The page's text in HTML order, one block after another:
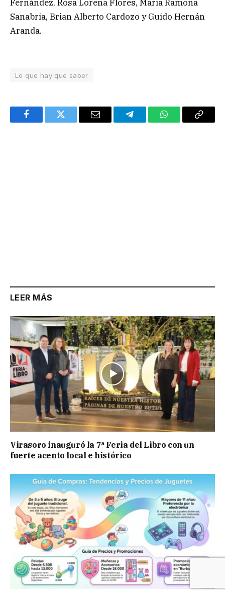
Fernández, Rosa Lorena Flores, María Ramona
Sanabria, Brian Alberto Cardozo y Guido Hernán
Aranda.
Lo que hay que saber
FacebookTwitter Email TelegramWhatsAppCopy
LEER MÁS
Virasoro inauguró la 7ª Feria del Libro con un
fuerte acento local e histórico